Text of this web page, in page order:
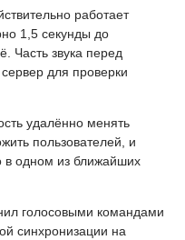
работает
1,5 секунды до
Часть звука перед
для проверки
удалённо менять
пользователей, и
в одном из ближайших
голосовыми командами
синхронизации на